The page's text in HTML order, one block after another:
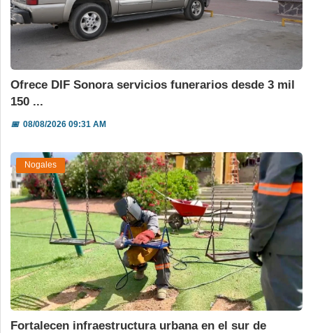
Ofrece DIF Sonora servicios funerarios desde 3 mil
150 ...
📅08/08/2026 09:31 AM
Nogales
Fortalecen infraestructura urbana en el sur de